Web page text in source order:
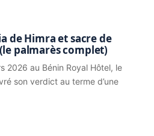
de Himra et sacre de
palmarès complet)
2026 au Bénin Royal Hôtel, le
son verdict au terme d’une